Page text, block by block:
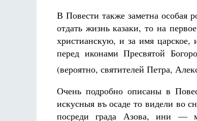
В Повести также заметна особая
отдать жизнь казаки, то на
христианскую, и за имя царское,
перед иконами Пресвятой
(вероятно, святителей Петра,
Очень подробно описаны в
искусныя въ осаде то видели во
посреди града Азова, ини —